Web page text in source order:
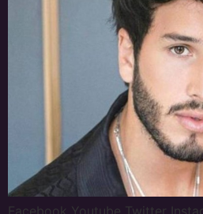
Facebook Youtube Twitter